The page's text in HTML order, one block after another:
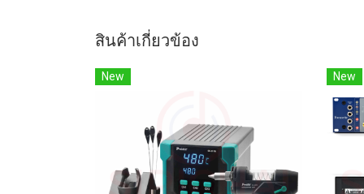
สินค้าเกี่ยวข้อง
New New